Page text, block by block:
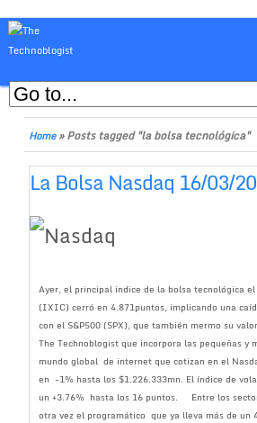
Home»Posts tagged "la bolsa tecnológica"
La Bolsa Nasdaq 16/03/
Ayer, el principal indice de la bolsa tecnológica
(IXIC) cerró en 4.871puntos, implicando una
con el S&P500 (SPX), que también mermo su
The Technoblogist que incorpora las pequeñas y
mundo global de internet que cotizan en el
en -1% hasta los $1.226.333mn. El índice de
un +3.76% hasta los 16 puntos. Entre los
otra vez el programático que ya lleva más de un